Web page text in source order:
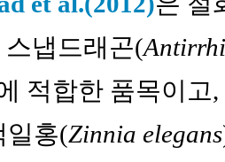
스냅드래곤(
적합한 품목이고
일홍(Zinnia elegans